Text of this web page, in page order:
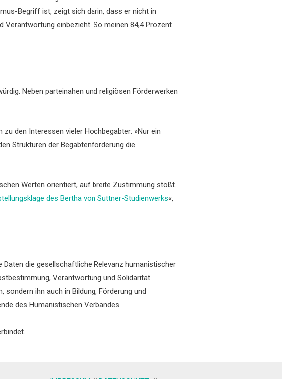
Begriff ist, zeigt sich darin, dass er nicht in
Verantwortung einbezieht. So meinen 84,4 Prozent
Neben parteinahen und religiösen Förderwerken
den Interessen vieler Hochbegabter: »Nur ein
Strukturen der Begabtenförderung die
Werten orientiert, auf breite Zustimmung stößt.
des Bertha von Suttner-Studienwerks«,
die gesellschaftliche Relevanz humanistischer
Verantwortung und Solidarität
ihn auch in Bildung, Förderung und
des Humanistischen Verbandes.